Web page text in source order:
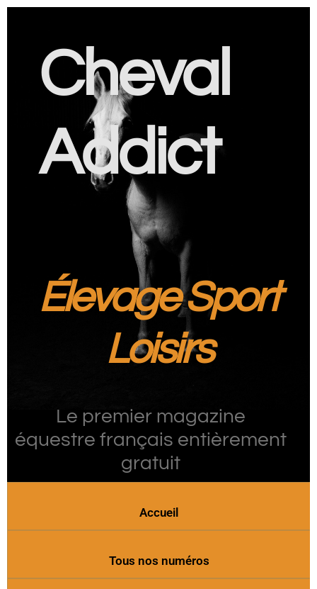
Cheval
Addict
Élevage Sport
Loisirs
Le premier magazine
équestre français entièrement
gratuit
Accueil
Tous nos numéros